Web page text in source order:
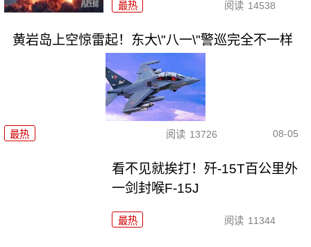
最热 阅读 14538
黄岩岛上空惊雷起！东大\"八一\"警巡完全不一样
最热 阅读 13726 08-05
看不见就挨打！歼-15T百公里外
一剑封喉F-15J
最热 阅读 11344